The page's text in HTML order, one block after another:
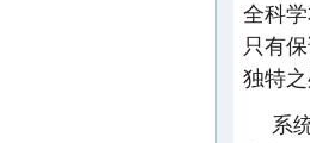
全科
只有
独特之
系